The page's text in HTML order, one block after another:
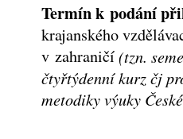
Termín k podání
krajanského
v zahraničí(tzn.
čtyřtýdenní kurz čj
metodiky výuky